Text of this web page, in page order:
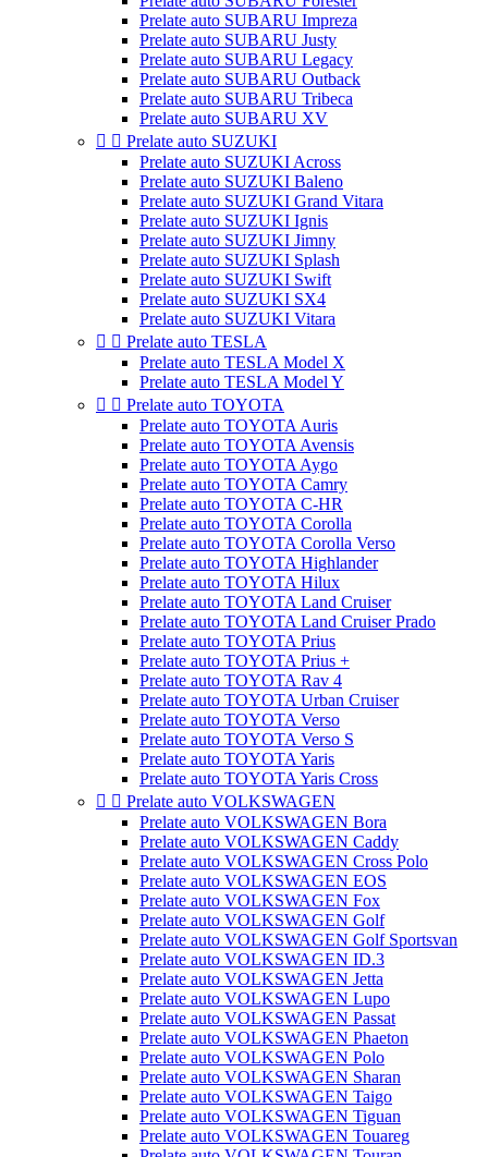
Prelate auto SUBARU Impreza
Prelate auto SUBARU Justy
Prelate auto SUBARU Legacy
Prelate auto SUBARU Outback
Prelate auto SUBARU Tribeca
Prelate auto SUBARU XV
  Prelate auto SUZUKI
Prelate auto SUZUKI Across
Prelate auto SUZUKI Baleno
Prelate auto SUZUKI Grand Vitara
Prelate auto SUZUKI Ignis
Prelate auto SUZUKI Jimny
Prelate auto SUZUKI Splash
Prelate auto SUZUKI Swift
Prelate auto SUZUKI SX4
Prelate auto SUZUKI Vitara
  Prelate auto TESLA
Prelate auto TESLA Model X
Prelate auto TESLA Model Y
  Prelate auto TOYOTA
Prelate auto TOYOTA Auris
Prelate auto TOYOTA Avensis
Prelate auto TOYOTA Aygo
Prelate auto TOYOTA Camry
Prelate auto TOYOTA C-HR
Prelate auto TOYOTA Corolla
Prelate auto TOYOTA Corolla Verso
Prelate auto TOYOTA Highlander
Prelate auto TOYOTA Hilux
Prelate auto TOYOTA Land Cruiser
Prelate auto TOYOTA Land Cruiser Prado
Prelate auto TOYOTA Prius
Prelate auto TOYOTA Prius +
Prelate auto TOYOTA Rav 4
Prelate auto TOYOTA Urban Cruiser
Prelate auto TOYOTA Verso
Prelate auto TOYOTA Verso S
Prelate auto TOYOTA Yaris
Prelate auto TOYOTA Yaris Cross
  Prelate auto VOLKSWAGEN
Prelate auto VOLKSWAGEN Bora
Prelate auto VOLKSWAGEN Caddy
Prelate auto VOLKSWAGEN Cross Polo
Prelate auto VOLKSWAGEN EOS
Prelate auto VOLKSWAGEN Fox
Prelate auto VOLKSWAGEN Golf
Prelate auto VOLKSWAGEN Golf Sportsvan
Prelate auto VOLKSWAGEN ID.3
Prelate auto VOLKSWAGEN Jetta
Prelate auto VOLKSWAGEN Lupo
Prelate auto VOLKSWAGEN Passat
Prelate auto VOLKSWAGEN Phaeton
Prelate auto VOLKSWAGEN Polo
Prelate auto VOLKSWAGEN Sharan
Prelate auto VOLKSWAGEN Taigo
Prelate auto VOLKSWAGEN Tiguan
Prelate auto VOLKSWAGEN Touareg